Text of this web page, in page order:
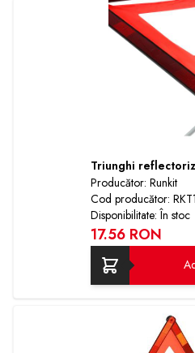
Triunghi
Producător: Runkit
Cod producător:
Disponibilitate: În stoc
17.56 RON